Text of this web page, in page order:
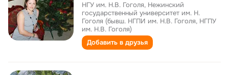
НГУ им. Н.В. Гоголя, Нежинский
государственный университет им. Н.
Гоголя (бывш. НГПИ им. Н.В. Гоголя, НГПУ
им. Н.В. Гоголя)
Добавить в друзья